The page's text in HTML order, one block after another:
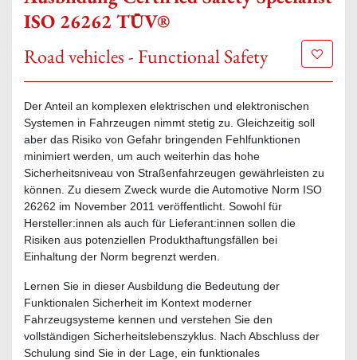
ISO 26262 TÜV®
Road vehicles - Functional Safety
Zur
Der Anteil an komplexen elektrischen und elektronischen
Systemen in Fahrzeugen nimmt stetig zu. Gleichzeitig soll
aber das Risiko von Gefahr bringenden Fehlfunktionen
minimiert werden, um auch weiterhin das hohe
Sicherheitsniveau von Straßenfahrzeugen gewährleisten zu
können. Zu diesem Zweck wurde die Automotive Norm ISO
26262 im November 2011 veröffentlicht. Sowohl für
Hersteller:innen als auch für Lieferant:innen sollen die
Risiken aus potenziellen Produkthaftungsfällen bei
Einhaltung der Norm begrenzt werden.
Lernen Sie in dieser Ausbildung die Bedeutung der
Funktionalen Sicherheit im Kontext moderner
Fahrzeugsysteme kennen und verstehen Sie den
vollständigen Sicherheitslebenszyklus. Nach Abschluss der
Schulung sind Sie in der Lage, ein funktionales